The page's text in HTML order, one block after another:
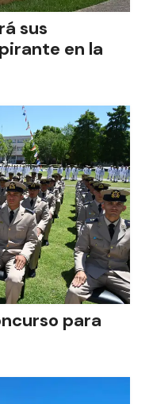
sus
en la
para